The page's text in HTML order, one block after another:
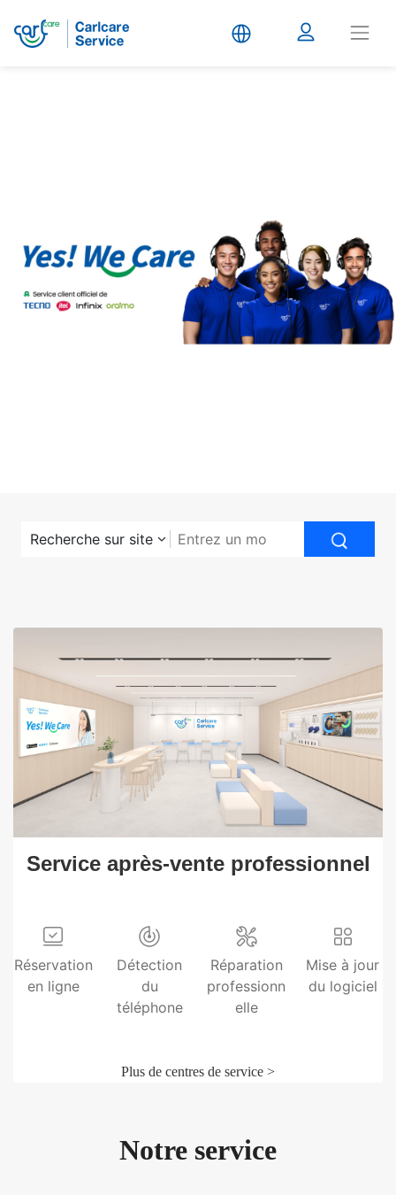
Recherche sur site
Service après-vente professionnel
Réservation
en ligne
Détection
du
téléphone
Réparation
professionn
elle
Mise à jour
du logiciel
Plus de centres de service >
Notre service